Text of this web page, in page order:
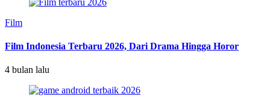
Film
Film Indonesia Terbaru 2026, Dari Drama Hingga Horor
4 bulan lalu